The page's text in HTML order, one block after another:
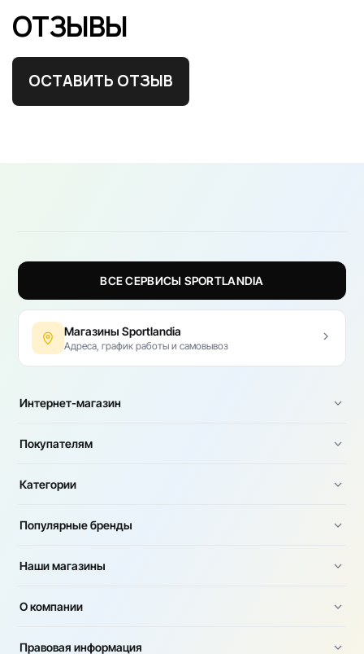
ОТЗЫВЫ
ОСТАВИТЬ ОТЗЫВ
ВСЕ СЕРВИСЫ SPORTLANDIA
Магазины Sportlandia
Адреса, график работы и самовывоз
Интернет-магазин
Покупателям
Категории
Популярные бренды
Наши магазины
О компании
Правовая информация